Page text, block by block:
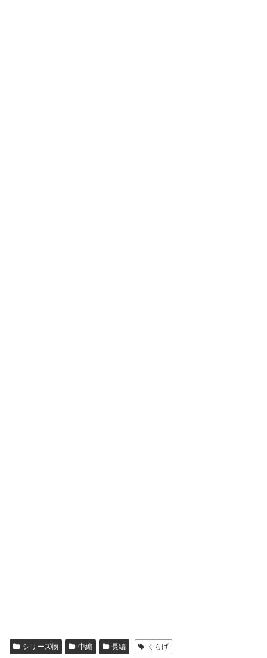
シリーズ物 中編 長編 くらげ